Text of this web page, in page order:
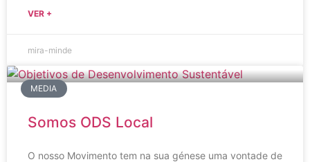
VER +
mira-minde
MEDIA
Somos ODS Local
O nosso Movimento tem na sua génese uma vontade de